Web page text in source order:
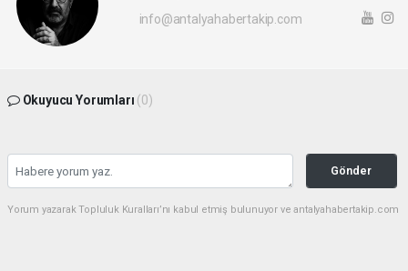
info@antalyahabertakip.com
Okuyucu Yorumları (0)
Gönder
Yorum yazarak Topluluk Kuralları’nı kabul etmiş bulunuyor ve antalyahabertakip.com